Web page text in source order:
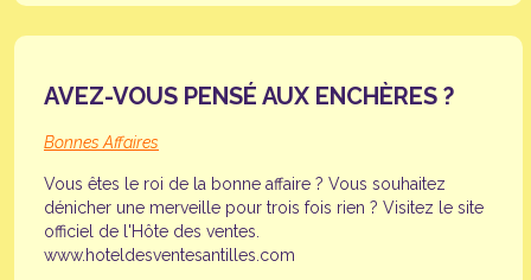
AVEZ-VOUS PENSÉ AUX ENCHÈRES ?
Bonnes Affaires
Vous êtes le roi de la bonne affaire ? Vous souhaitez
dénicher une merveille pour trois fois rien ? Visitez le site
officiel de l'Hôte des ventes.
www.hoteldesventesantilles.com